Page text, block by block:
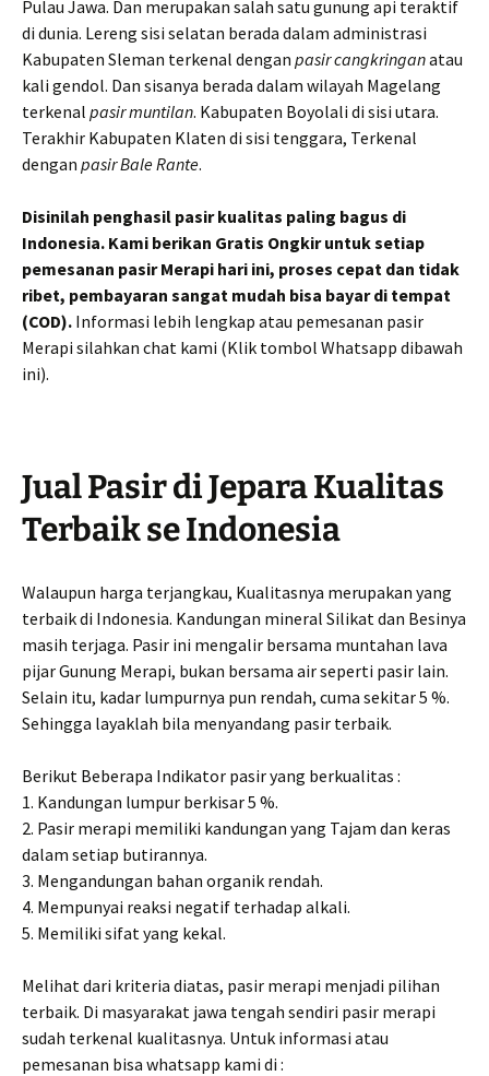
Pulau Jawa. Dan merupakan salah satu gunung api teraktif
di dunia. Lereng sisi selatan berada dalam administrasi
Kabupaten Sleman terkenal dengan pasir cangkringanatau
kali gendol. Dan sisanya berada dalam wilayah Magelang
terkenal pasir muntilan. Kabupaten Boyolali di sisi utara.
Terakhir Kabupaten Klaten di sisi tenggara, Terkenal
dengan pasir Bale Rante.
Disinilah penghasil pasir kualitas paling bagus di
Indonesia. Kami berikan Gratis Ongkir untuk setiap
pemesanan pasir Merapi hari ini, proses cepat dan tidak
ribet, pembayaran sangat mudah bisa bayar di tempat
(COD). Informasi lebih lengkap atau pemesanan pasir
Merapi silahkan chat kami (Klik tombol Whatsapp dibawah
ini).
Jual Pasir di Jepara Kualitas
Terbaik se Indonesia
Walaupun harga terjangkau, Kualitasnya merupakan yang
terbaik di Indonesia. Kandungan mineral Silikat dan Besinya
masih terjaga. Pasir ini mengalir bersama muntahan lava
pijar Gunung Merapi, bukan bersama air seperti pasir lain.
Selain itu, kadar lumpurnya pun rendah, cuma sekitar 5 %.
Sehingga layaklah bila menyandang pasir terbaik.
Berikut Beberapa Indikator pasir yang berkualitas :
1. Kandungan lumpur berkisar 5 %.
2. Pasir merapi memiliki kandungan yang Tajam dan keras
dalam setiap butirannya.
3. Mengandungan bahan organik rendah.
4. Mempunyai reaksi negatif terhadap alkali.
5. Memiliki sifat yang kekal.
Melihat dari kriteria diatas, pasir merapi menjadi pilihan
terbaik. Di masyarakat jawa tengah sendiri pasir merapi
sudah terkenal kualitasnya. Untuk informasi atau
pemesanan bisa whatsapp kami di :